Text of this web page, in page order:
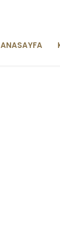
ANASAYFA